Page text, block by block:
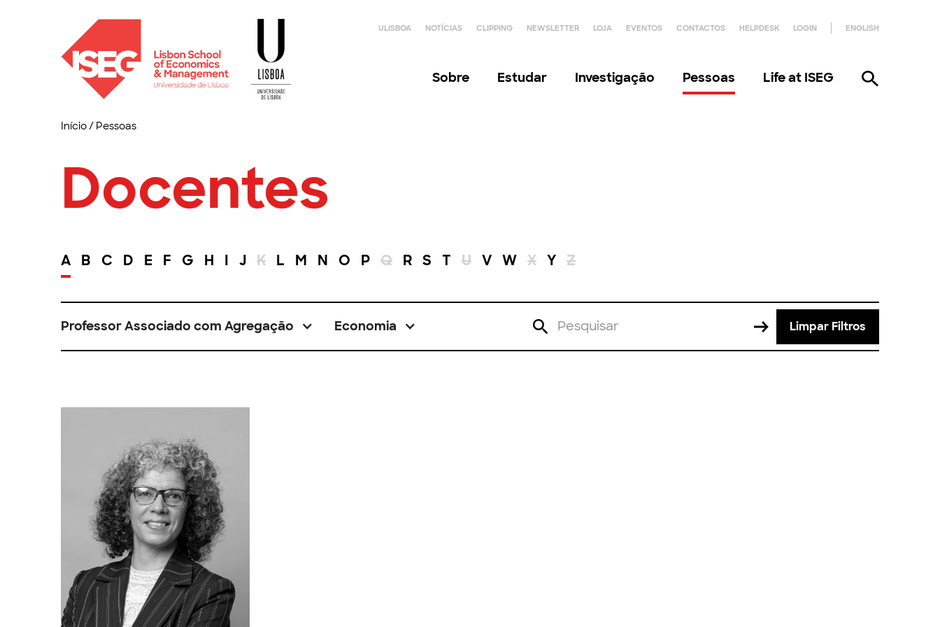
ULISBOA NOTÍCIAS CLIPPING NEWSLETTER LOJA EVENTOS CONTACTOS HELPDESK LOGIN ENGLISH
Sobre Estudar Investigação Pessoas Life at ISEG
Início/ Pessoas
Docentes
A B C D E F G H I J K L M N O P Q R S T U V W X Y Z
Professor Associado com Agregação Economia Limpar Filtros